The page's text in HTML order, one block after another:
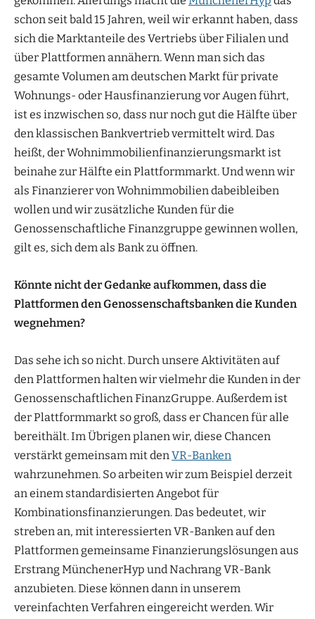
schon seit bald 15 Jahren, weil wir erkannt haben, dass
sich die Marktanteile des Vertriebs über Filialen und
über Plattformen annähern. Wenn man sich das
gesamte Volumen am deutschen Markt für private
Wohnungs- oder Hausfinanzierung vor Augen führt,
ist es inzwischen so, dass nur noch gut die Hälfte über
den klassischen Bankvertrieb vermittelt wird. Das
heißt, der Wohnimmobilienfinanzierungsmarkt ist
beinahe zur Hälfte ein Plattformmarkt. Und wenn wir
als Finanzierer von Wohnimmobilien dabeibleiben
wollen und wir zusätzliche Kunden für die
Genossenschaftliche Finanzgruppe gewinnen wollen,
gilt es, sich dem als Bank zu öffnen.
Könnte nicht der Gedanke aufkommen, dass die
Plattformen den Genossenschaftsbanken die Kunden
wegnehmen?
Das sehe ich so nicht. Durch unsere Aktivitäten auf
den Plattformen halten wir vielmehr die Kunden in der
Genossenschaftlichen FinanzGruppe. Außerdem ist
der Plattformmarkt so groß, dass er Chancen für alle
bereithält. Im Übrigen planen wir, diese Chancen
verstärkt gemeinsam mit denVR-Banken
wahrzunehmen. So arbeiten wir zum Beispiel derzeit
an einem standardisierten Angebot für
Kombinationsfinanzierungen. Das bedeutet, wir
streben an, mit interessierten VR-Banken auf den
Plattformen gemeinsame Finanzierungslösungen aus
Erstrang MünchenerHyp und Nachrang VR-Bank
anzubieten. Diese können dann in unserem
vereinfachten Verfahren eingereicht werden. Wir